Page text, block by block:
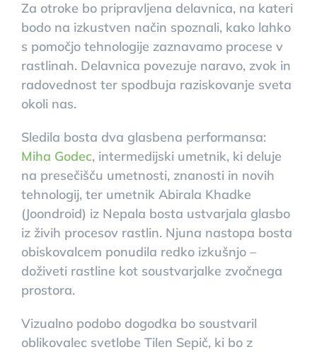
Za otroke bo pripravljena delavnica, na kateri
bodo na izkustven način spoznali, kako lahko
s pomočjo tehnologije zaznavamo procese v
rastlinah. Delavnica povezuje naravo, zvok in
radovednost ter spodbuja raziskovanje sveta
okoli nas.
Sledila bosta dva glasbena performansa:
Miha Godec, intermedijski umetnik, ki deluje
na presečišču umetnosti, znanosti in novih
tehnologij, ter umetnik Abirala Khadke
(Joondroid) iz Nepala bosta ustvarjala glasbo
iz živih procesov rastlin. Njuna nastopa bosta
obiskovalcem ponudila redko izkušnjo –
doživeti rastline kot soustvarjalke zvočnega
prostora.
Vizualno podobo dogodka bo soustvaril
oblikovalec svetlobe Tilen Sepič, ki bo z